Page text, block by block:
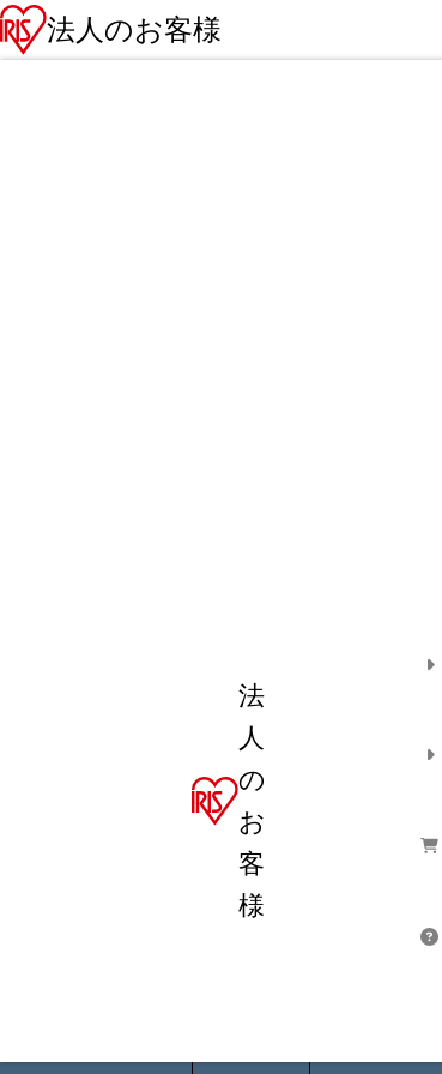
法人のお客様
法
人
の
お
客
様